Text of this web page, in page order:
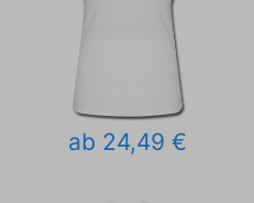
ab 24,49 €